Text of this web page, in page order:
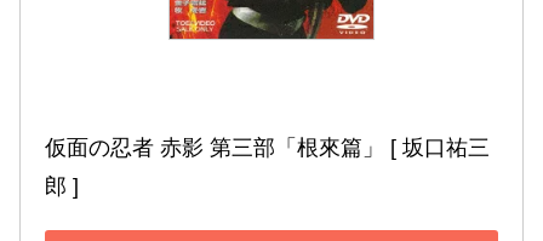
仮面の忍者 赤影 第三部「根來篇」 [ 坂口祐三
郎 ]